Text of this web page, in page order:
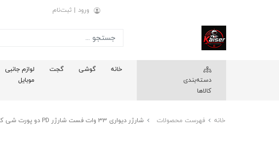
ورود | ثبت‌نام
دسته‌بندی
کالاها
خانه گوشی گجت
لوازم جانبی
موبایل
خانه فهرست محصولات شارژر دیواری 33 وات فست شارژر PD دو پورت شی کاریزما مدل CH-101